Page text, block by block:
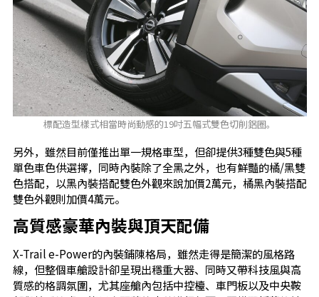
標配造型樣式相當時尚動感的19吋五幅式雙色切削鋁圈。
另外，雖然目前僅推出單一規格車型，但卻提供3種雙色與5種
單色車色供選擇，同時內裝除了全黑之外，也有鮮豔的橘/黑雙
色搭配，以黑內裝搭配雙色外觀來說加價2萬元，橘黑內裝搭配
雙色外觀則加價4萬元。
高質感豪華內裝與頂天配備
X-Trail e-Power的內裝鋪陳格局，雖然走得是簡潔的風格路
線，但整個車艙設計卻呈現出穩重大器、同時又帶科技風與高
質感的格調氛圍，尤其座艙內包括中控檯、車門板以及中央鞍